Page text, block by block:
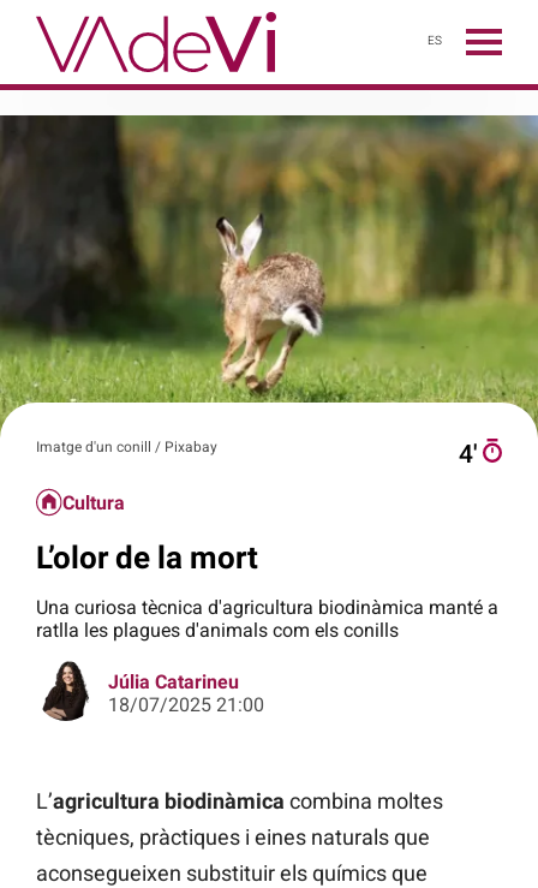
ES
Imatge d'un conill / Pixabay 4′
Cultura
L’olor de la mort
Una curiosa tècnica d'agricultura biodinàmica manté a
ratlla les plagues d'animals com els conills
Júlia Catarineu
18/07/2025 21:00
L’agricultura biodinàmica combina moltes
tècniques, pràctiques i eines naturals que
aconsegueixen substituir els químics que